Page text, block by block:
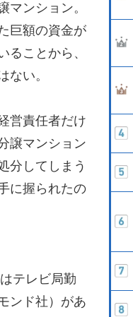
ンション。
巨額の資金が
ることから、
ない。
営責任者だけ
譲マンション
分してしまう
に握られたの
テレビ局勤
ンド社）があ